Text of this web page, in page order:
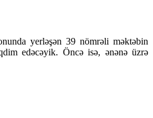
yerləşən 39 nömrəli məktəbin
edəcəyik. Öncə isə, ənənə üzrə